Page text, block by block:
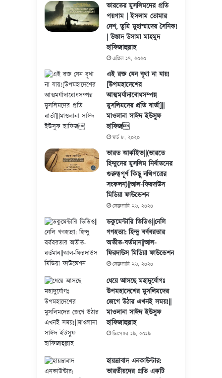
ভারতের মুসলিমদের প্রতি
পয়গাম | ইসলাম তোমার
দেশ, তুমি মুহাম্মাদের সৈনিক!
| উস্তাদ উসামা মাহমুদ
হাফিজাহুল্লাহ
এপ্রিল ১৭, ২০২০
এই রক্ত যেন বৃথা না যায়!
[উপমহাদেশের
আত্মমর্যাদাবোধসম্পন্ন
মুসলিমদের প্রতি বার্তা]||
মাওলানা সাঈদ ইউসুফ
হাফিজ
মার্চ ৮, ২০২০
ভারত আর্কাইভ||(ভারতে
হিন্দুদের মুসলিম নির্যাতনের
গুরুত্বপূর্ণ কিছু নথিপত্রের
সংকলন)||আল-ফিরদাউস
মিডিয়া ফাউন্ডেশন
ফেব্রুয়ারি ২৬, ২০২০
ডকুমেন্টারি ভিডিও||নেলি
গণহত্যা: হিন্দু বর্ববরতার
অতীত-বর্তমান||আল-
ফিরদাউস মিডিয়া ফাউন্ডেশন
ফেব্রুয়ারি ২৬, ২০২০
ধেয়ে আসছে মহাদুর্যোগঃ
উপমহাদেশের মুসলিমদের
জেগে উঠার এখনই সময়!||
মাওলানা সাঈদ ইউসুফ
হাফিজাহুল্লাহ
ডিসেম্বর ১৯, ২০১৯
হায়দ্রাবাদ এনকাউন্টার:
ভারতীয়দের প্রতি একটি